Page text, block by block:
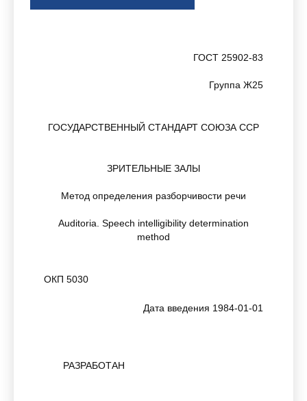
ГОСТ 25902-83
Группа Ж25
ГОСУДАРСТВЕННЫЙ СТАНДАРТ СОЮЗА ССР
ЗРИТЕЛЬНЫЕ ЗАЛЫ
Метод определения разборчивости речи
Auditoria. Speech intelligibility determination
method
ОКП 5030
Дата введения 1984-01-01
РАЗРАБОТАН